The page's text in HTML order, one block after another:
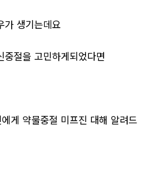
가 생기는데요
절을 고민하게되었다면
게 약물중절 미프진 대해 알려드